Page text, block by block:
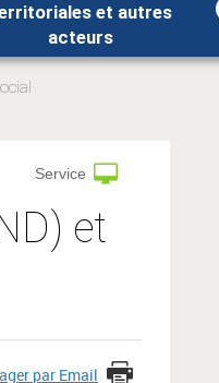
et autres
acteurs
et
Service